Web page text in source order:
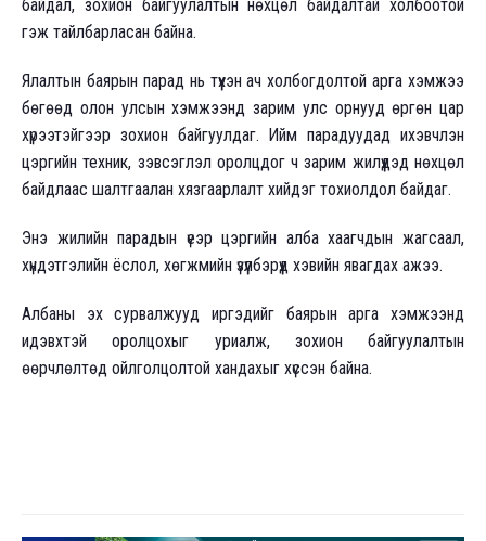
байдал, зохион байгуулалтын нөхцөл байдалтай холбоотой
гэж тайлбарласан байна.
Ялалтын баярын парад нь түүхэн ач холбогдолтой арга хэмжээ
бөгөөд олон улсын хэмжээнд зарим улс орнууд өргөн цар
хүрээтэйгээр зохион байгуулдаг. Ийм парадуудад ихэвчлэн
цэргийн техник, зэвсэглэл оролцдог ч зарим жилүүдэд нөхцөл
байдлаас шалтгаалан хязгаарлалт хийдэг тохиолдол байдаг.
Энэ жилийн парадын үеэр цэргийн алба хаагчдын жагсаал,
хүндэтгэлийн ёслол, хөгжмийн үзүүлбэрүүд хэвийн явагдах ажээ.
Албаны эх сурвалжууд иргэдийг баярын арга хэмжээнд
идэвхтэй оролцохыг уриалж, зохион байгуулалтын
өөрчлөлтөд ойлголцолтой хандахыг хүссэн байна.